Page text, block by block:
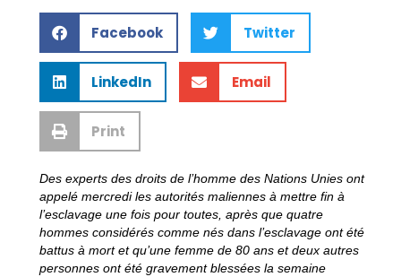
Facebook Twitter
LinkedIn Email
Print
Des experts des droits de l’homme des Nations Unies ont
appelé mercredi les autorités maliennes à mettre fin à
l’esclavage une fois pour toutes, après que quatre
hommes considérés comme nés dans l’esclavage ont été
battus à mort et qu’une femme de 80 ans et deux autres
personnes ont été gravement blessées la semaine